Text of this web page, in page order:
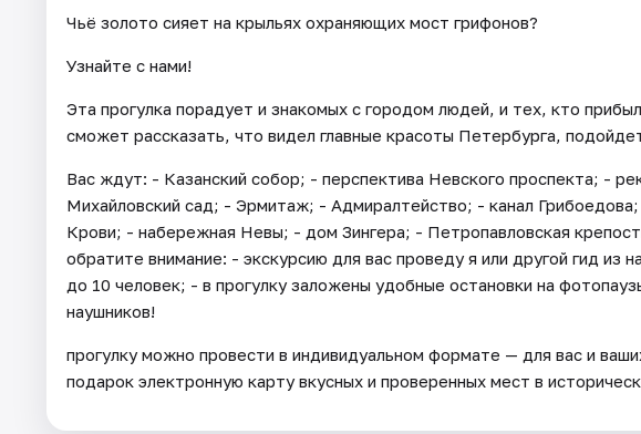
Чьё золото сияет на крыльях охраняющих мост грифонов?
Узнайте с нами!
Эта прогулка порадует и знакомых с городом людей, и тех, кто
сможет рассказать, что видел главные красоты Петербурга,
Вас ждут: - Казанский собор; - перспектива Невского проспекта; -
Михайловский сад; - Эрмитаж; - Адмиралтейство; - канал
Крови; - набережная Невы; - дом Зингера; - Петропавловская
обратите внимание: - экскурсию для вас проведу я или другой гид из
до 10 человек; - в прогулку заложены удобные остановки на
наушников!
прогулку можно провести в индивидуальном формате — для вас и
подарок электронную карту вкусных и проверенных мест в